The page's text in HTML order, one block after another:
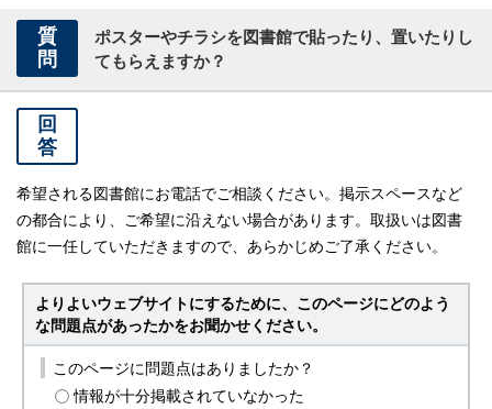
質
問
ポスターやチラシを図書館で貼ったり、置いたりし
てもらえますか？
回
答
希望される図書館にお電話でご相談ください。掲示スペースなど
の都合により、ご希望に沿えない場合があります。取扱いは図書
館に一任していただきますので、あらかじめご了承ください。
よりよいウェブサイトにするために、このページにどのよう
な問題点があったかをお聞かせください。
このページに問題点はありましたか？
情報が十分掲載されていなかった